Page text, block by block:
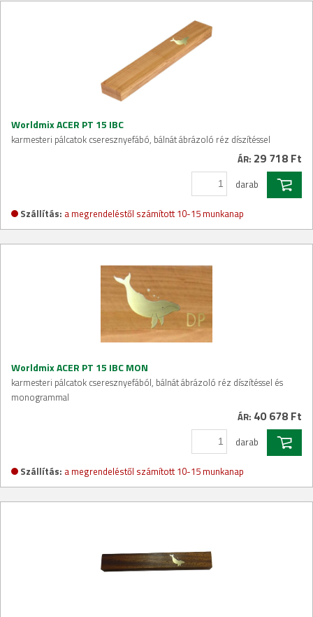
Worldmix ACER PT 15 IBC
karmesteri pálcatok cseresznyefábó, bálnát ábrázoló réz díszítéssel
ÁR: 29 718 Ft
darab
Szállítás: a megrendeléstől számított 10-15 munkanap
Worldmix ACER PT 15 IBC MON
karmesteri pálcatok cseresznyefából, bálnát ábrázoló réz díszítéssel és
monogrammal
ÁR: 40 678 Ft
darab
Szállítás: a megrendeléstől számított 10-15 munkanap